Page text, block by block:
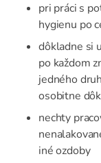
pri práci s
hygienu po
dôkladne si
po každom
jedného
osobitne
nechty
iné ozdoby